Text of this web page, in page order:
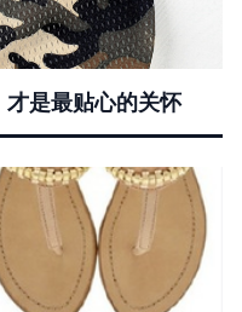
是最贴心的关怀